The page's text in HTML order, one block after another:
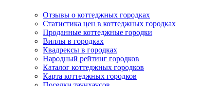
Отзывы о коттеджных городках
Статистика цен в коттеджных городках
Проданные коттеджные городки
Виллы в городках
Квадрексы в городках
Народный рейтинг городков
Каталог коттеджных городков
Карта коттеджных городков